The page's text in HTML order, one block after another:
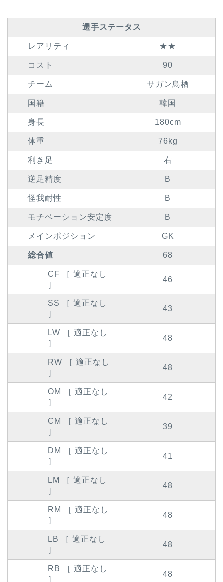
選手ステータス
レアリティ ★★
コスト 90
チーム サガン鳥栖
国籍 韓国
身長 180cm
体重 76kg
利き足 右
逆足精度 B
怪我耐性 B
モチベーション安定度 B
メインポジション GK
総合値 68
CF ［ 適正なし
］
46
SS ［ 適正なし
］
43
LW ［ 適正なし
］
48
RW ［ 適正なし
］
48
OM ［ 適正なし
］
42
CM ［ 適正なし
］
39
DM ［ 適正なし
］
41
LM ［ 適正なし
］
48
RM ［ 適正なし
］
48
LB ［ 適正なし
］
48
RB ［ 適正なし
］
48